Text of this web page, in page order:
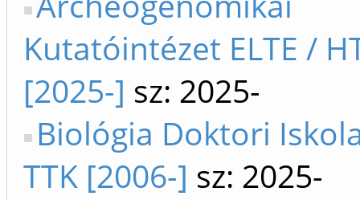
Kutatóintézet ELTE /
[2025-] sz: 2025-
Biológia Doktori
TTK [2006-] sz: 2025-